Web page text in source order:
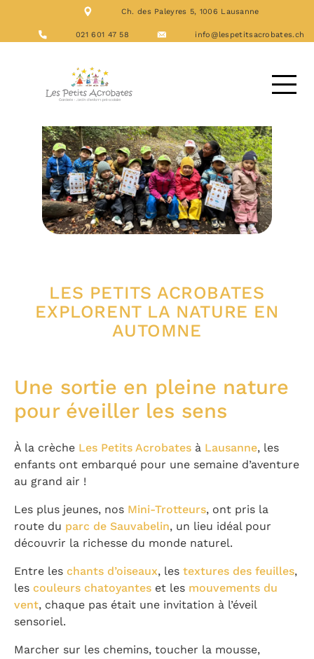
Ch. des Paleyres 5, 1006 Lausanne
021 601 47 58 info@lespetitsacrobates.ch
NOS FORMATIONS
LES REPAS
DEMANDE D’ACCUEIL
LES PETITS ACROBATES
EXPLORENT LA NATURE EN
AUTOMNE
Une sortie en pleine nature
pour éveiller les sens
À la crèche Les Petits Acrobates à Lausanne, les
enfants ont embarqué pour une semaine d’aventure
au grand air !
Les plus jeunes, nos Mini-Trotteurs, ont pris la
route du parc de Sauvabelin, un lieu idéal pour
découvrir la richesse du monde naturel.
Entre les chants d’oiseaux, les textures des feuilles,
les couleurs chatoyantes et les mouvements du
vent, chaque pas était une invitation à l’éveil
sensoriel.
Marcher sur les chemins, toucher la mousse,